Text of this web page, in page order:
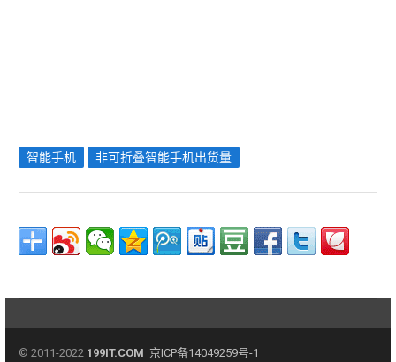
智能手机 非可折叠智能手机出货量
© 2011-2022 199IT.COM 京ICP备14049259号-1